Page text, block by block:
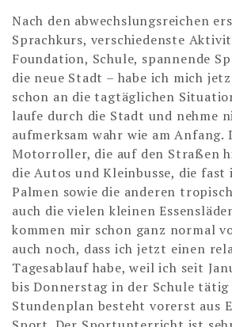
Nach den abwechslungsreichen
Sprachkurs, verschiedenste
Foundation, Schule, spannende
die neue Stadt – habe ich mich
schon an die tagtäglichen
laufe durch die Stadt und nehme
aufmerksam wahr wie am Anfang.
Motorroller, die auf den Straßen
die Autos und Kleinbusse, die fast
Palmen sowie die anderen
auch die vielen kleinen
kommen mir schon ganz normal
auch noch, dass ich jetzt einen
Tagesablauf habe, weil ich seit
bis Donnerstag in der Schule tätig
Stundenplan besteht vorerst aus